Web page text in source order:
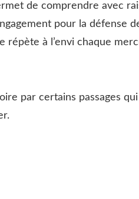
de comprendre avec
pour la défense
répète à l’envi chaque
par certains passages